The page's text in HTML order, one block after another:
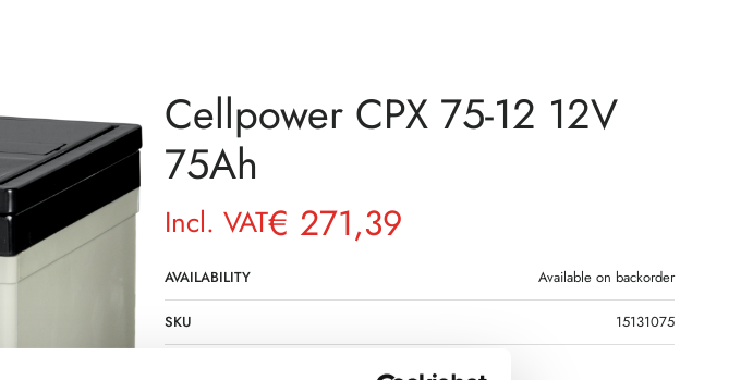
Cellpower CPX 75-12 12V
75Ah
€ 271,39
Incl. VAT
AVAILABILITY Available on backorder
SKU 15131075